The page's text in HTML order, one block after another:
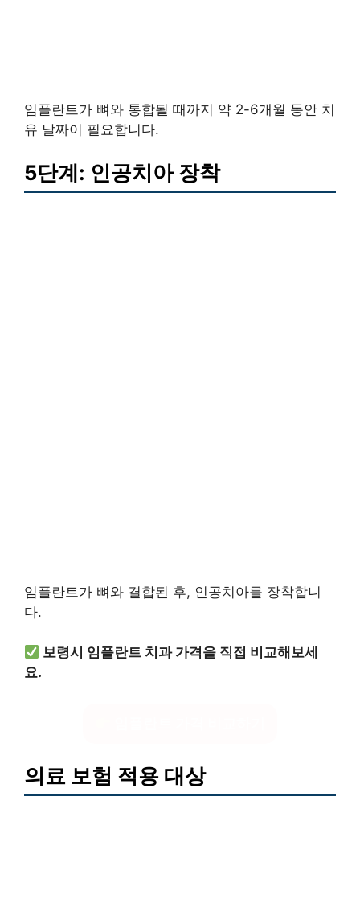
임플란트가 뼈와 통합될 때까지 약 2-6개월 동안 치
유 날짜이 필요합니다.
5단계: 인공치아 장착
임플란트가 뼈와 결합된 후, 인공치아를 장착합니
다.
보령시 임플란트 치과 가격을 직접 비교해보세
요.
의료 보험 적용 대상